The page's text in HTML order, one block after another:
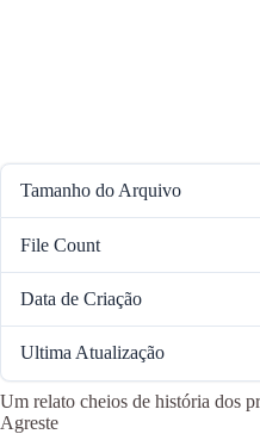
Tamanho do Arquivo
File Count
Data de Criação
Ultima Atualização
Um relato cheios de história dos
Agreste